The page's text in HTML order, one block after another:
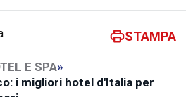
STAMPA
E SPA»
i migliori hotel d'Italia per